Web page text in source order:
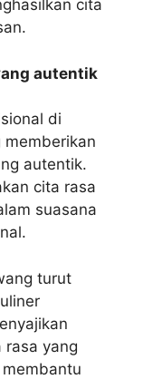
cita
autentik
di
autentik.
cita rasa
suasana
turut
rasa yang